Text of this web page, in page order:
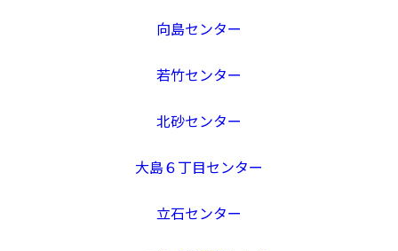
向島センター
若竹センター
北砂センター
大島６丁目センター
立石センター